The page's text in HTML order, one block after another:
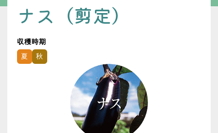
ナス（剪定）
収穫時期
夏
秋